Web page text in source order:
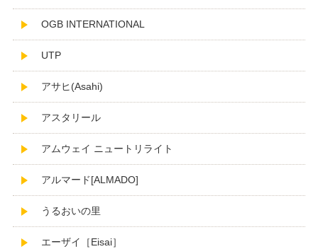
OGB INTERNATIONAL
UTP
アサヒ(Asahi)
アスタリール
アムウェイ ニュートリライト
アルマード[ALMADO]
うるおいの里
エーザイ［Eisai］